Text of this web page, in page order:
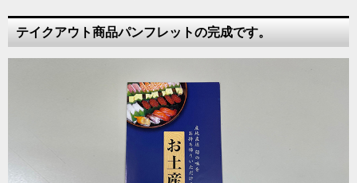
テイクアウト商品パンフレットの完成です。